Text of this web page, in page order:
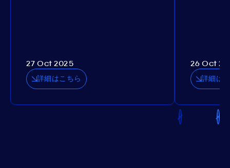
27 Oct 2025
詳細はこちら
26 Oct
詳細は